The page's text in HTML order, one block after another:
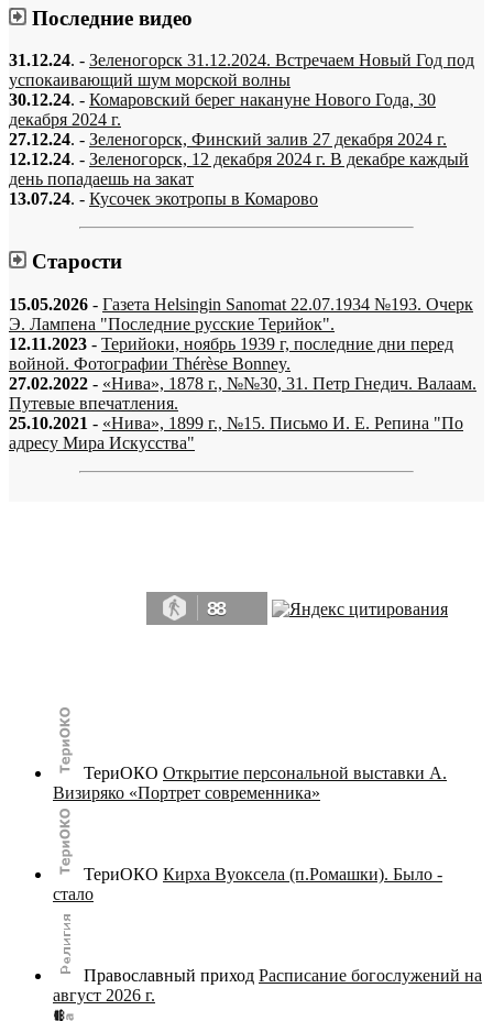
Последние видео
31.12.24. - Зеленогорск 31.12.2024. Встречаем Новый Год под
успокаивающий шум морской волны
30.12.24. - Комаровский берег накануне Нового Года, 30
декабря 2024 г.
27.12.24. - Зеленогорск, Финский залив 27 декабря 2024 г.
12.12.24. - Зеленогорск, 12 декабря 2024 г. В декабре каждый
день попадаешь на закат
13.07.24. - Кусочек экотропы в Комарово
Старости
15.05.2026 - Газета Helsingin Sanomat 22.07.1934 №193. Очерк
Э. Лампена "Последние русские Терийок".
12.11.2023 - Терийоки, ноябрь 1939 г, последние дни перед
войной. Фотографии Thérèse Bonney.
27.02.2022 - «Нива», 1878 г., №№30, 31. Петр Гнедич. Валаам.
Путевые впечатления.
25.10.2021 - «Нива», 1899 г., №15. Письмо И. Е. Репина "По
адресу Мира Искусства"
88
ТериОКО Открытие персональной выставки А.
Визиряко «Портрет современника»
ТериОКО Кирха Вуоксела (п.Ромашки). Было -
стало
Православный приход Расписание богослужений на
август 2026 г.